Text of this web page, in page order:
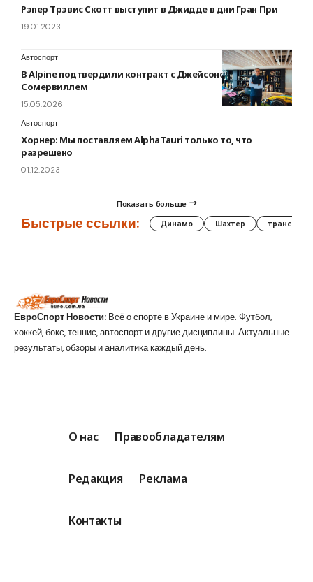
Рэпер Трэвис Скотт выступит в Джидде в дни Гран При
19.01.2023
Автоспорт
В Alpine подтвердили контракт с Джейсоном
Сомервиллем
15.05.2026
Автоспорт
Хорнер: Мы поставляем AlphaTauri только то, что
разрешено
01.12.2023
Показать больше
Быстрые ссылки: Динамо Шахтер трансферы
ЕвроСпорт Новости: Всё о спорте в Украине и мире. Футбол,
хоккей, бокс, теннис, автоспорт и другие дисциплины. Актуальные
результаты, обзоры и аналитика каждый день.
О нас Правообладателям
Редакция Реклама
Контакты